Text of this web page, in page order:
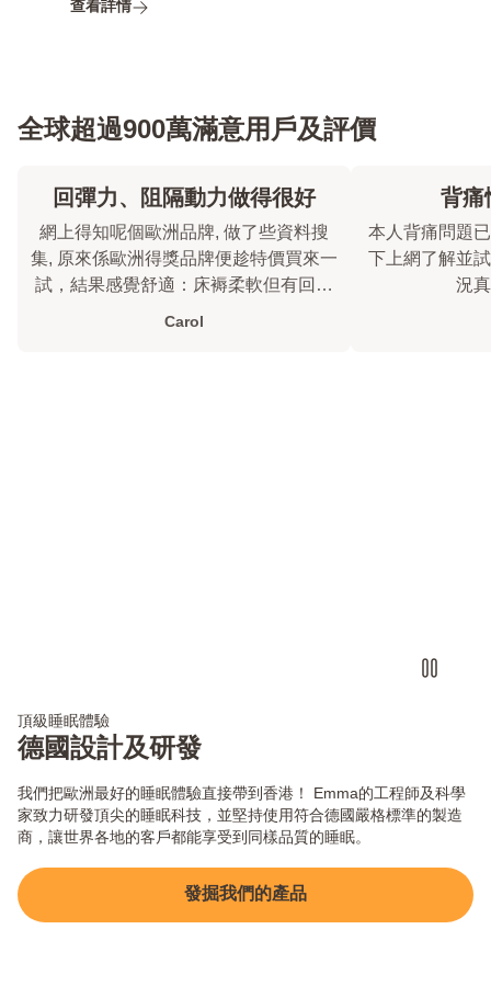
查看詳情
全球超過900萬滿意用戶及評價
回彈力、阻隔動力做得很好
網上得知呢個歐洲品牌, 做了些資料搜
集, 原來係歐洲得獎品牌便趁特價買來一
試，結果感覺舒適：床褥柔軟但有回彈
力，而且先生半夜翻身我也沒被影響
Carol
背痛
本人背痛問題
下上網了解並
況
頂級睡眠體驗
德國設計及研發
我們把歐洲最好的睡眠體驗直接帶到香港！ Emma的工程師及科學
家致力研發頂尖的睡眠科技，並堅持使用符合德國嚴格標準的製造
商，讓世界各地的客戶都能享受到同樣品質的睡眠。
發掘我們的產品